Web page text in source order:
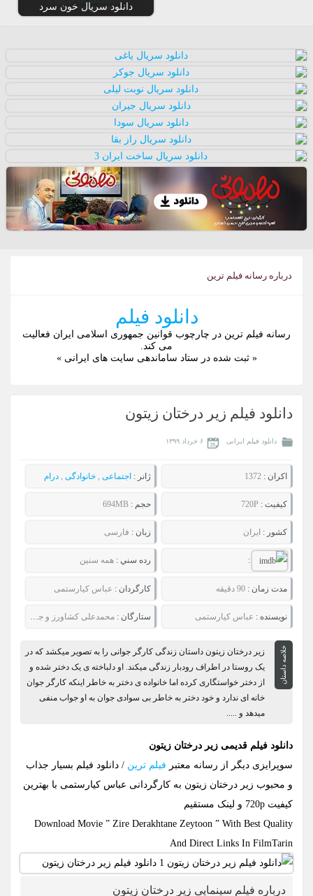
دانلود سریال خون سرد
درباره رسانه فيلم ترين
دانلود فیلم
رسانه فیلم ترین در چارچوب قوانین جمهوری اسلامی ایران فعالیت
می کند.
« ثبت شده در ستاد ساماندهی سایت های ایرانی »
دانلود فیلم زیر درختان زیتون
دانلود فیلم ایرانی ۶ خرداد ۱۳۹۹
اکران :1372 ژانر : اجتماعی , خانوادگی , درام
کيفيت : 720P حجم : 694MB
کشور : ایران زبان : فارسی
: رده سني : همه سنین
مدت زمان :90 دقیقه کارگردان : عباس کیارستمی
نويسنده : عباس کیارستمی ستارگان : محمدعلی کشاورز و جعفر پناهی
خلاصه داستان
زیر درختان زیتون داستان زندگی کارگر جوانی را به تصویر میکشد که در
یک روستا در اطراف رودبار زندگی میکند. او دلباخته ی یک دختر شده و
از دختر خواستگاری کرده اما خانواده ی دختر به خاطر اینکه کارگر جوان
خانه ای ندارد و خود دختر به خاطر بی سوادی جوان به او جواب منفی
میدهد و .....
دانلود فیلم قدیمی زیر درختان زیتون
سوپرایزی دیگر از رسانه معتبر فیلم ترین / دانلود فیلم بسیار جذاب
و محبوب زیر درختان زیتون به کارگردانی عباس کیارستمی با بهترین
کیفیت 720p و لینک مستقیم
Download Movie ” Zire Derakhtane Zeytoon ” With Best Quality
And Direct Links In FilmTarin
درباره فیلم سینمایی زیر درختان زیتون